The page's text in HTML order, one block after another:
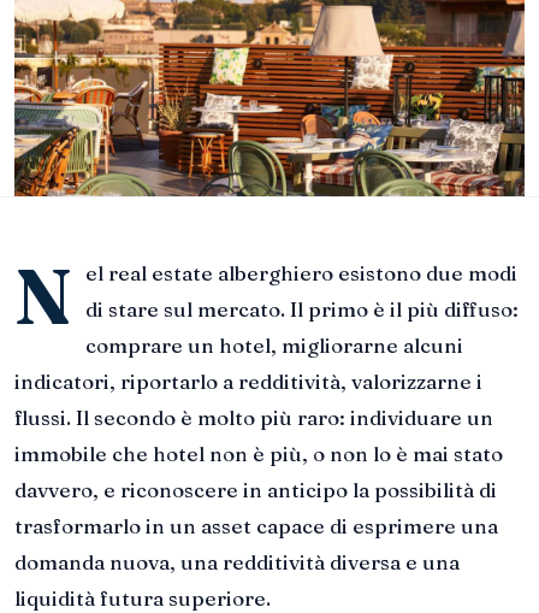
N
el real estate alberghiero esistono due modi
di stare sul mercato. Il primo è il più diffuso:
comprare un hotel, migliorarne alcuni
indicatori, riportarlo a redditività, valorizzarne i
flussi. Il secondo è molto più raro: individuare un
immobile che hotel non è più, o non lo è mai stato
davvero, e riconoscere in anticipo la possibilità di
trasformarlo in un asset capace di esprimere una
domanda nuova, una redditività diversa e una
liquidità futura superiore.